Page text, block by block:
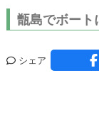
甑島でボート
シェア